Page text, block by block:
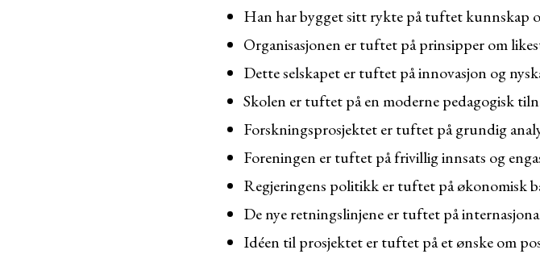
Han har bygget sitt rykte på tuftet kunnskap
Organisasjonen er tuftet på prinsipper om
Dette selskapet er tuftet på innovasjon og
Skolen er tuftet på en moderne pedagogisk
Forskningsprosjektet er tuftet på grundig
Foreningen er tuftet på frivillig innsats og
Regjeringens politikk er tuftet på økonomisk
De nye retningslinjene er tuftet på
Idéen til prosjektet er tuftet på et ønske om